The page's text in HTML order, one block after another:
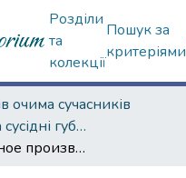
Розділи
та
колекції
Пошук за
критеріями
очима сучасників
Харківська та сусідні губернії
Свеклосахарное производство за первые три месяца кампании 1893/4 года выразилось в Харьковской губернии в таких цифровых данных